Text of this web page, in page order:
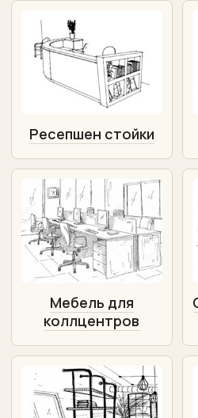
Ресепшен стойки
Мебель для
коллцентров